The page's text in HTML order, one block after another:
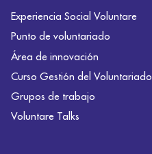
Experiencia Social Voluntare
Punto de voluntariado
Área de innovación
Curso Gestión del Voluntariado
Grupos de trabajo
Voluntare Talks